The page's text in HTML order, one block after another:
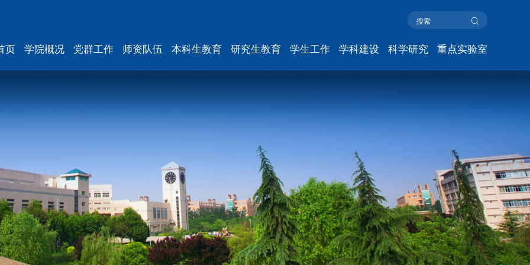
页 学院概况 党群工作 师资队伍 本科生教育 研究生教育 学生工作 学科建设 科学研究 重点实验室